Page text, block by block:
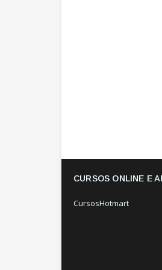
CURSOS ONLINE E
CursosHotmart